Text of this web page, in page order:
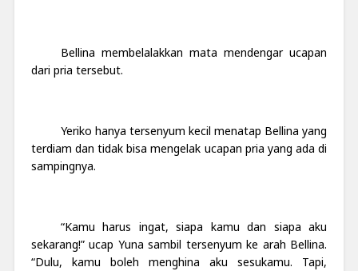
Bellina membelalakkan mata mendengar ucapan
dari pria tersebut.
Yeriko hanya tersenyum kecil menatap Bellina yang
terdiam dan tidak bisa mengelak ucapan pria yang ada di
sampingnya.
“Kamu harus ingat, siapa kamu dan siapa aku
sekarang!” ucap Yuna sambil tersenyum ke arah Bellina.
“Dulu, kamu boleh menghina aku sesukamu. Tapi,